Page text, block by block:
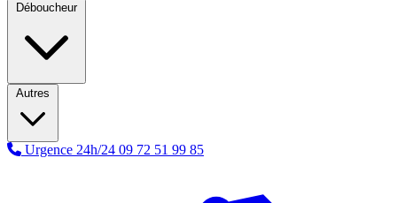
Déboucheur
Autres
Urgence 24h/24 09 72 51 99 85